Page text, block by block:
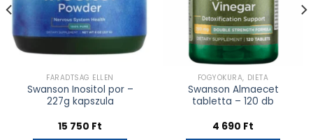
FÁRADTSÁG ELLEN
Swanson Inositol por –
227g kapszula
15 750 Ft
FOGYÓKÚRA, DIÉTA
Swanson Almaecet
tabletta – 120 db
4 690 Ft